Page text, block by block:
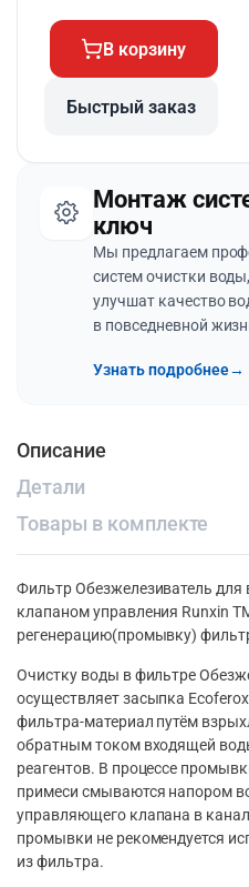
В корзину
Быстрый заказ
Монтаж
ключ
Мы предлагаем
систем очистки
улучшат качество
в повседневной
Узнать подробнее→
Описание
Детали
Товары в комплекте
Фильтр Обезжелезиватель
клапаном управления Runxin
регенерацию(промывку)
Очистку воды в фильтре
осуществляет засыпка
фильтра-материал путём
обратным током входящей
реагентов. В процессе
примеси смываются напором
управляющего клапана в
промывки не рекомендуется
из фильтра.